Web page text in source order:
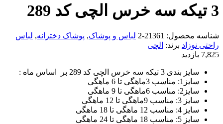
3 تیکه سه خرس الچی کد 289
شناسه محصول: 21361-2 لباس و پوشاک, پوشاک دخترانه, لباس
راحتی نوزاد برند: الچی
7,825 بازدید
سایز بندی 3 تیکه سه خرس الچی کد 289 بر اساس ماه :
سایز1: مناسب 3ماهگی تا 6 ماهگی
سایز2: مناسب 6ماهگی تا 9 ماهگی
سایز 3: مناسب 9ماهگی تا 12 ماهگی
سایز 4: مناسب 12 ماهگی تا 18 ماهگی
سایز 5: مناسب 18 ماهگی تا 24 ماهگی